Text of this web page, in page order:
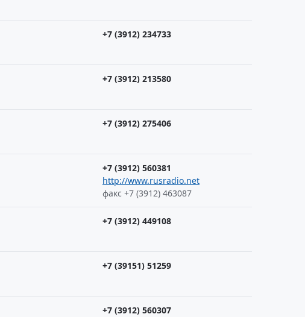
+7 (3912) 234733
+7 (3912) 213580
+7 (3912) 275406
+7 (3912) 560381
http://www.rusradio.net
факс +7 (3912) 463087
+7 (3912) 449108
+7 (39151) 51259
+7 (3912) 560307